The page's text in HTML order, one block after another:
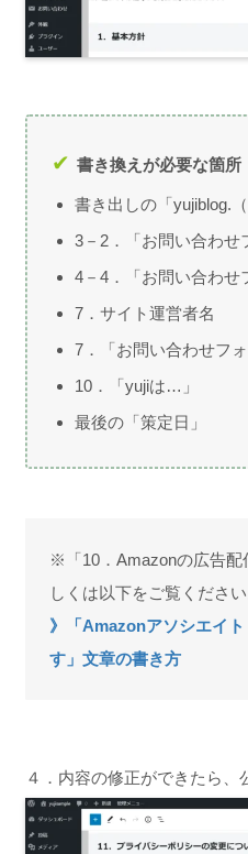
書き換えが必要な箇所
書き出しの「yujiblog.
3－2．「お問い合わせ
4－4．「お問い合わせ
7．サイト運営者名
7．「お問い合わせフ
10．「yujiは…」
最後の「策定日」
※「10．Amazonの広告配
しくは以下をご覧ください
》「Amazonアソシエイ
す」文章の書き方
４．内容の修正ができたら、